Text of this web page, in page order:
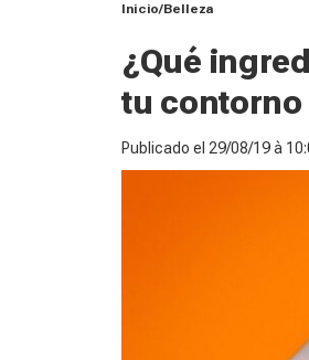
Inicio Belleza
¿Qué
tu contorno
Publicado el 29/08/19 à